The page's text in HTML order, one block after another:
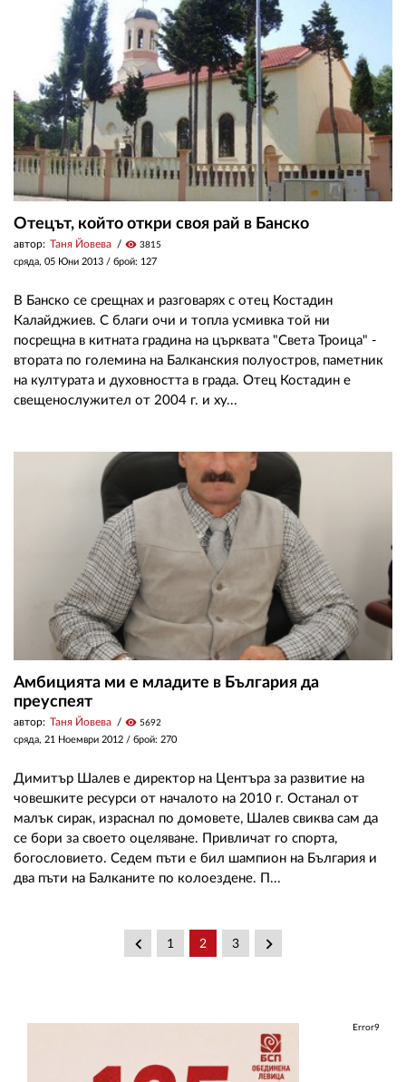
Отецът, който откри своя рай в Банско
автор: Таня Йовева visibility 3815
сряда, 05 Юни 2013 / брой: 127
В Банско се срещнах и разговарях с отец Костадин
Калайджиев. С благи очи и топла усмивка той ни
посрещна в китната градина на църквата "Света Троица" -
втората по големина на Балканския полуостров, паметник
на културата и духовността в града. Отец Костадин е
свещенослужител от 2004 г. и ху...
Амбицията ми е младите в България да
преуспеят
автор: Таня Йовева visibility 5692
сряда, 21 Ноември 2012 / брой: 270
Димитър Шалев е директор на Центъра за развитие на
човешките ресурси от началото на 2010 г. Останал от
малък сирак, израснал по домовете, Шалев свиква сам да
се бори за своето оцеляване. Привличат го спорта,
богословието. Седем пъти е бил шампион на България и
два пъти на Балканите по колоездене. П...
keyboard_arrow_left 1 2 3 keyboard_arrow_right
Error9